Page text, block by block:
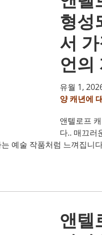
형성
서
언의
유월 1,
양 캐년에
앤텔로프
다.. 매끄러
예술 작품처럼 느껴집니
앤텔